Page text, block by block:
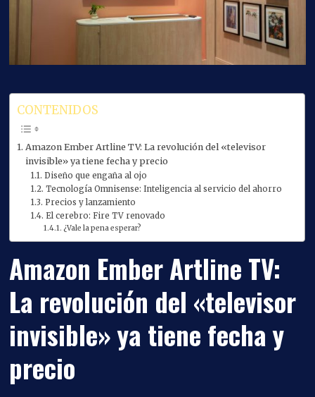
CONTENIDOS
Amazon Ember Artline TV: La revolución del «televisor
invisible» ya tiene fecha y precio
Diseño que engaña al ojo
Tecnología Omnisense: Inteligencia al servicio del ahorro
Precios y lanzamiento
El cerebro: Fire TV renovado
¿Vale la pena esperar?
Amazon Ember Artline TV:
La revolución del «televisor
invisible» ya tiene fecha y
precio